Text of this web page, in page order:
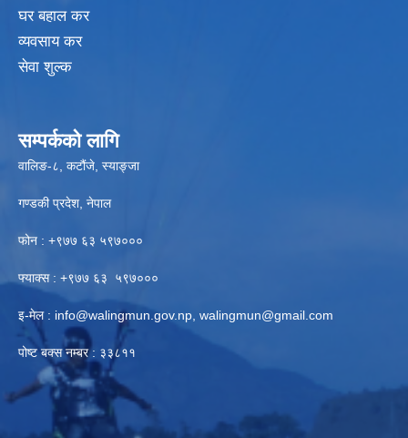
घर बहाल कर
व्यवसाय कर
सेवा शुल्क
सम्पर्कको लागि
वालिङ-८, कटौंजे, स्याङ्जा
गण्डकी प्रदेश, नेपाल
फोन : +९७७ ६३ ५९७०००
फ्याक्स : +९७७ ६३ ५९७०००
इ-मेल : info@walingmun.gov.np walingmun@gmail.com
पोष्ट बक्स नम्बर : ३३८११